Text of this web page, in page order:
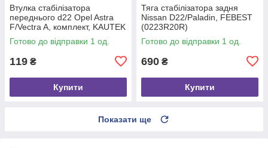
Втулка стабілізатора
переднього d22 Opel Astra
F/Vectra A, комплект, KAUTEK
(OPKT003)
Готово до відправки 1 од.
119 ₴
Купити
Тяга стабілізатора задня
Nissan D22/Paladin, FEBEST
(0223R20R)
Готово до відправки 1 од.
690 ₴
Купити
Показати ще